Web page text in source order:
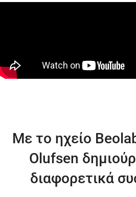
Με το ηχείο
Olufsen
διαφορετικά